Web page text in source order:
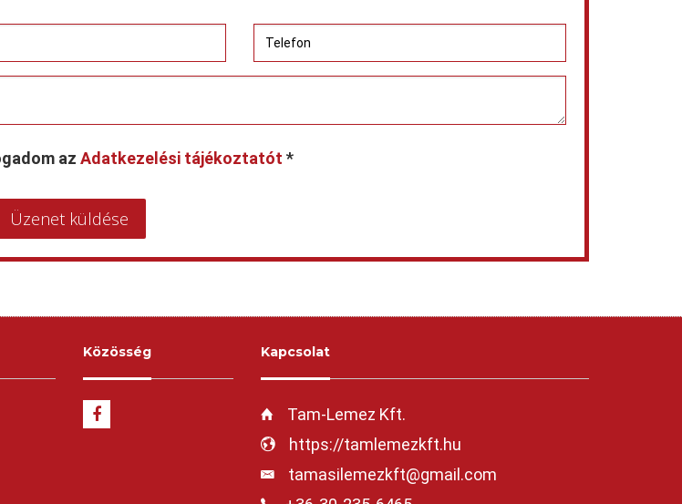
az Adatkezelési tájékoztatót *
Üzenet küldése
Közösség Kapcsolat
Tam-Lemez Kft.
https://tamlemezkft.hu
tamasilemezkft@gmail.com